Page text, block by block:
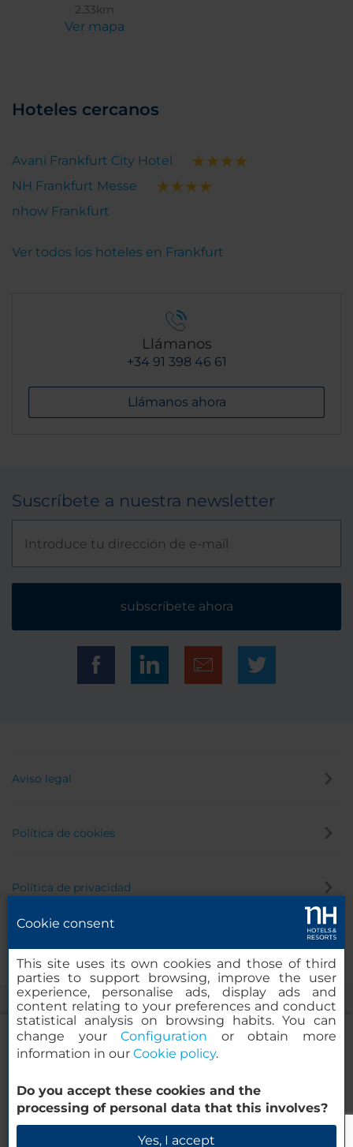
NH Collection Frankfurt Spin Tower
Verificar disponibilidad
2.33km
Ver mapa
Hoteles cercanos
Avani Frankfurt City Hotel
NH Frankfurt Messe
nhow Frankfurt
Ver todos los hoteles en Frankfurt
Llámanos
+34 91 398 46 61
Llámanos ahora
Suscríbete a nuestra newsletter
subscríbete ahora
Aviso legal
Política de cookies
Política de privacidad
© 2000-2026 MINOR HOTELS EUROPE & AMERICAS Santa Engracia,
120. 28003 Madrid, España
Cookie consent
This site uses its own cookies and those of third
parties to support browsing, improve the user
experience, personalise ads, display ads and
content relating to your preferences and conduct
statistical analysis on browsing habits. You can
change yourConfiguration or obtain more
information in our Cookie policy.
Do you accept these cookies and the
processing of personal data that this involves?
Yes, I accept